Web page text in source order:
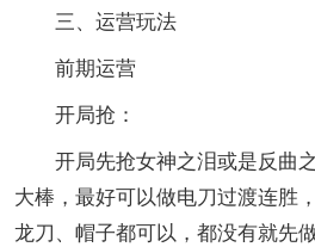
三、运营玩法
前期运营
开局抢：
开局先抢女神之泪或是反曲之
大棒，最好可以做电刀过渡连胜
龙刀、帽子都可以，都没有就先